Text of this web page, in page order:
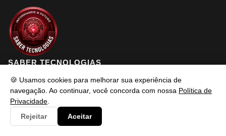
🍪 Usamos cookies para melhorar sua experiência de
navegação. Ao continuar, você concorda com nossa Política de
Privacidade
Rejeitar
Aceitar
SABER TECNOLOGIAS
Saber Tecnologias é um portal de conteúdo atualizado com foco
em informar e resolver os problemas do usuários de maneira
eficaz. Fique à vontade para entrar em contato.